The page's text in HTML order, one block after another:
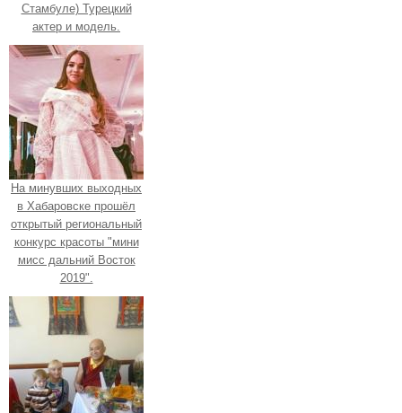
Стамбуле) Турецкий
актер и модель.
На минувших выходных
в Хабаровске прошёл
открытый региональный
конкурс красоты "мини
мисс дальний Восток
2019".